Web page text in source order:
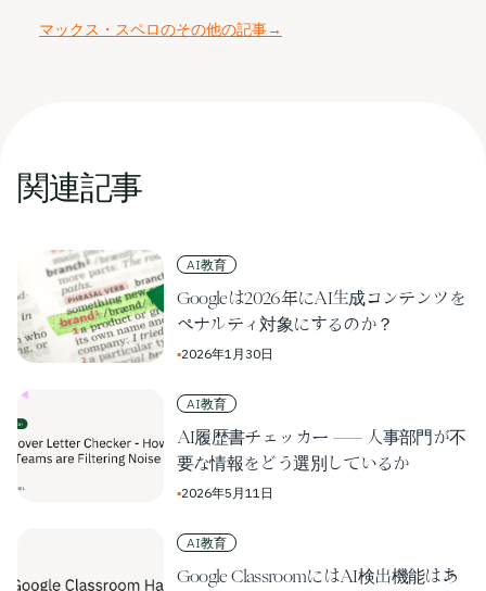
マックス・スペロのその他の記事→
関連記事
AI教育
Googleは2026年にAI生成コンテンツを
ペナルティ対象にするのか？
▪2026年1月30日
AI教育
AI履歴書チェッカー ― 人事部門が不
要な情報をどう選別しているか
▪2026年5月11日
AI教育
Google ClassroomにはAI検出機能はあ